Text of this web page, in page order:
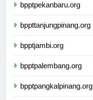
bpptpekanbaru.org
bppttanjungpinang.org
bpptjambi.org
bpptpalembang.org
bpptpangkalpinang.org